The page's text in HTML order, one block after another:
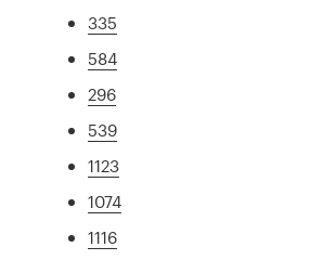
335
584
296
539
1123
1074
1116